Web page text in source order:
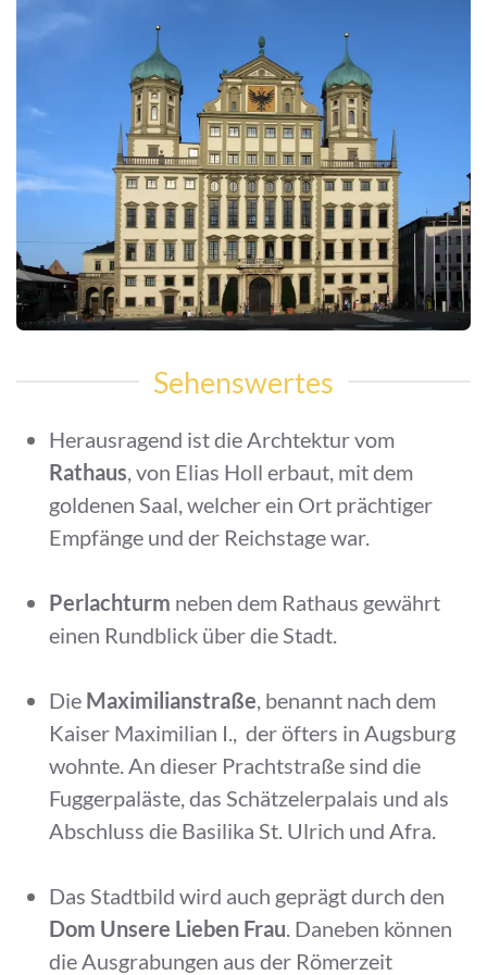
Sehenswertes
Herausragend ist die Archtektur vom
Rathaus , von Elias Holl erbaut, mit dem
goldenen Saal, welcher ein Ort prächtiger
Empfänge und der Reichstage war.
Perlachturm neben dem Rathaus gewährt
einen Rundblick über die Stadt.
Die Maximilianstraße , benannt nach dem
Kaiser Maximilian I., der öfters in Augsburg
wohnte. An dieser Prachtstraße sind die
Fuggerpaläste, das Schätzelerpalais und als
Abschluss die Basilika St. Ulrich und Afra.
Das Stadtbild wird auch geprägt durch den
Dom Unsere Lieben Frau . Daneben können
die Ausgrabungen aus der Römerzeit